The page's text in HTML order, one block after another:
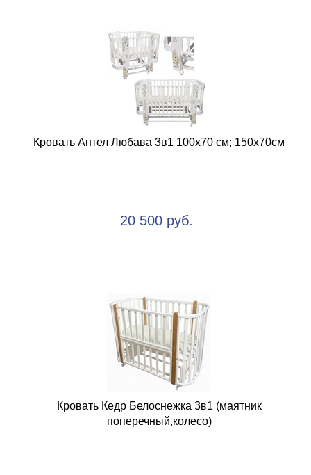
Кровать Антел Любава 3в1 100х70 см; 150х70см
20 500 руб.
Кровать Кедр Белоснежка 3в1 (маятник
поперечный,колесо)